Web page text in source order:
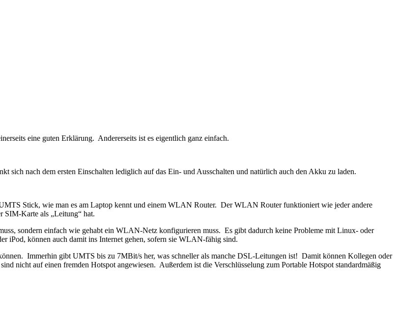
eine guten Erklärung. Andererseits ist es eigentlich ganz einfach.
sich nach dem ersten Einschalten lediglich auf das Ein- und Ausschalten und natürlich auch den Akku zu laden.
Stick, wie man es am Laptop kennt und einem WLAN Router. Der WLAN Router funktioniert wie jeder andere
SIM-Karte als „Leitung“ hat.
sondern einfach wie gehabt ein WLAN-Netz konfigurieren muss. Es gibt dadurch keine Probleme mit Linux- oder
iPod, können auch damit ins Internet gehen, sofern sie WLAN-fähig sind.
Immerhin gibt UMTS bis zu 7MBit/s her, was schneller als manche DSL-Leitungen ist! Damit können Kollegen oder
nicht auf einen fremden Hotspot angewiesen. Außerdem ist die Verschlüsselung zum Portable Hotspot standardmäßig